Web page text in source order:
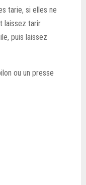
tarie, si elles ne
laissez tarir
puis laissez
ou un presse